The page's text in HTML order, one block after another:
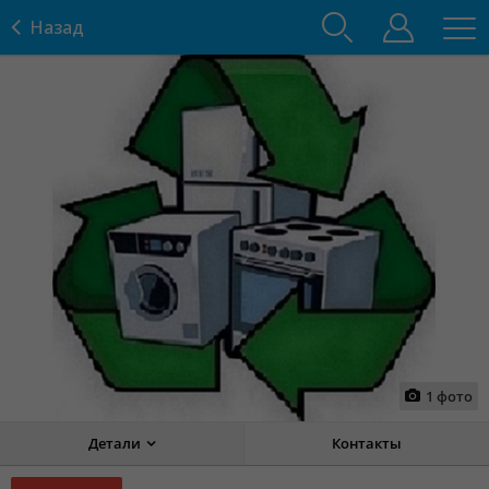
Назад
1 фото
Детали Контакты